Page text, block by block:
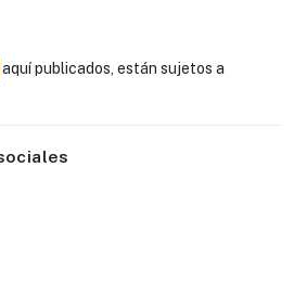
aquí publicados, están sujetos a